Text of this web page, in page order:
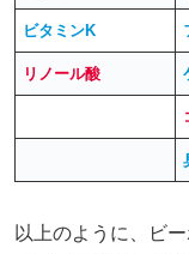
ビタミンK
リノール酸
以上のように、ビ